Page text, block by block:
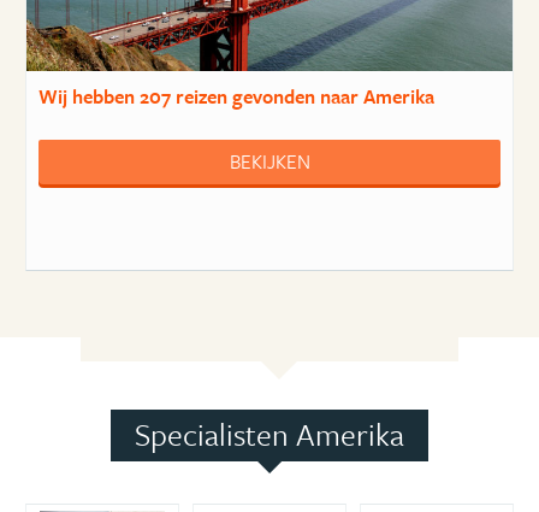
Wij hebben207 reizengevonden naar Amerika
BEKIJKEN
Specialisten Amerika